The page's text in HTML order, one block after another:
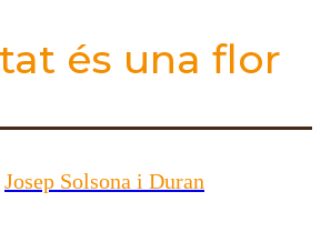
és una flor
Josep Solsona i Duran